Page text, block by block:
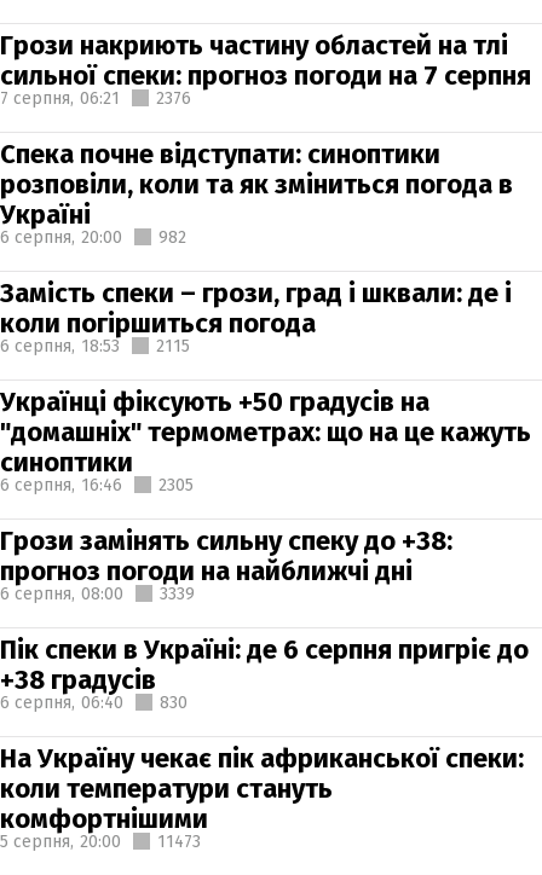
Грози накриють частину областей на тлі
сильної спеки: прогноз погоди на 7 серпня
7 серпня, 06:21 2376
Спека почне відступати: синоптики
розповіли, коли та як зміниться погода в
Україні
6 серпня, 20:00 982
Замість спеки – грози, град і шквали: де і
коли погіршиться погода
6 серпня, 18:53 2115
Українці фіксують +50 градусів на
"домашніх" термометрах: що на це кажуть
синоптики
6 серпня, 16:46 2305
Грози замінять сильну спеку до +38:
прогноз погоди на найближчі дні
6 серпня, 08:00 3339
Пік спеки в Україні: де 6 серпня пригріє до
+38 градусів
6 серпня, 06:40 830
На Україну чекає пік африканської спеки:
коли температури стануть
комфортнішими
5 серпня, 20:00 11473